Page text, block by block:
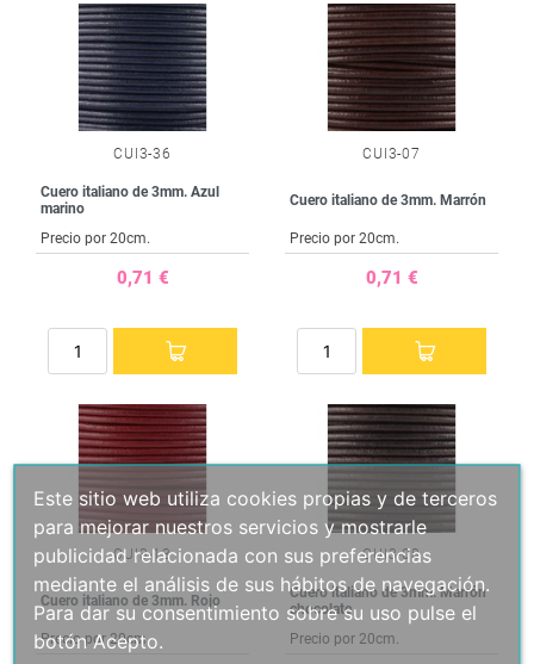
CUI3-36
Cuero italiano de 3mm. Azul
marino
Precio por 20cm.
0,71 €
CUI3-07
Cuero italiano de 3mm. Marrón
Precio por 20cm.
0,71 €
CUI3-13
Cuero italiano de 3mm. Rojo
Precio por 20cm.
CUI3-08
Cuero italiano de 3mm. Marrón
chocolate
Precio por 20cm.
Este sitio web utiliza cookies propias y de terceros
para mejorar nuestros servicios y mostrarle
publicidad relacionada con sus preferencias
mediante el análisis de sus hábitos de navegación.
Para dar su consentimiento sobre su uso pulse el
botón Acepto.